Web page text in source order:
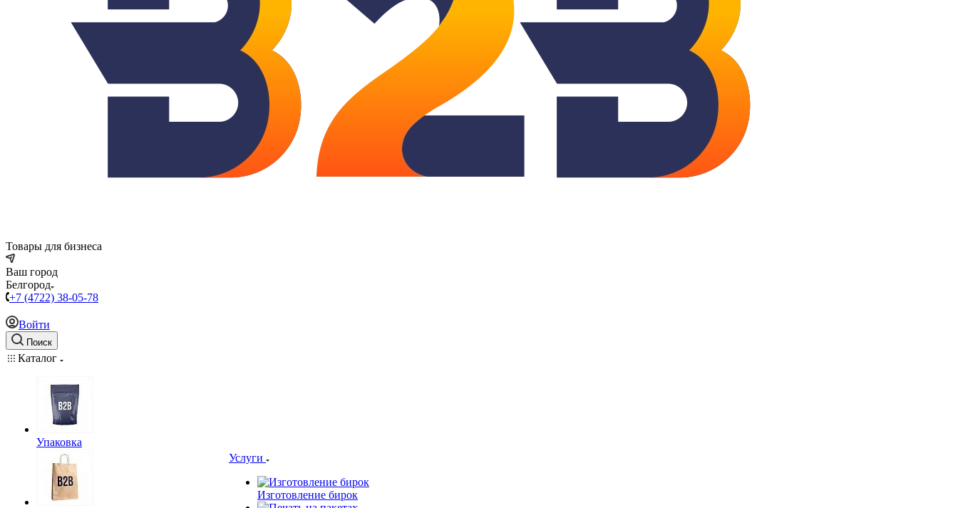
Товары для бизнеса
Ваш город
Белгород
+7 (4722) 38-05-78
Войти
Поиск
Каталог
Упаковка
Услуги
Изготовление бирок